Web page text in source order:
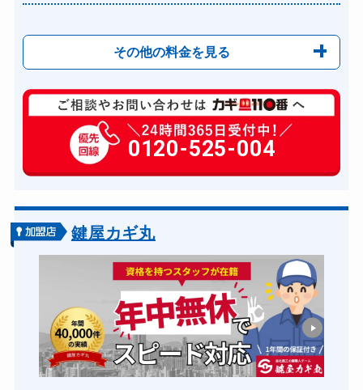
その他の料金を見る
玄関カギ開け 11,000円～(税込)
玄関カギ修理 6,600円～(税込)
玄関カギ交換 14,300円～(税込)
金庫カギ開け
ロッカーカギ開け 8,800円～(税込)
ドアノブカギ開け 10,780円～(税込)
ドアノブカギ交換 11,000円～(税込)
0120-525-004
鍵屋カギ丸